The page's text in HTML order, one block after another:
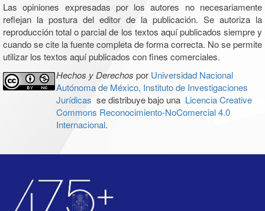
Las opiniones expresadas por los autores no necesariamente
reflejan la postura del editor de la publicación. Se autoriza la
reproducción total o parcial de los textos aquí publicados siempre y
cuando se cite la fuente completa de forma correcta. No se permite
utilizar los textos aquí publicados con fines comerciales.
Hechos y Derechos por Universidad Nacional
Autónoma de México, Instituto de Investigaciones
Jurídicas se distribuye bajo una Licencia Creative
Commons Reconocimiento-NoComercial 4.0
Internacional.